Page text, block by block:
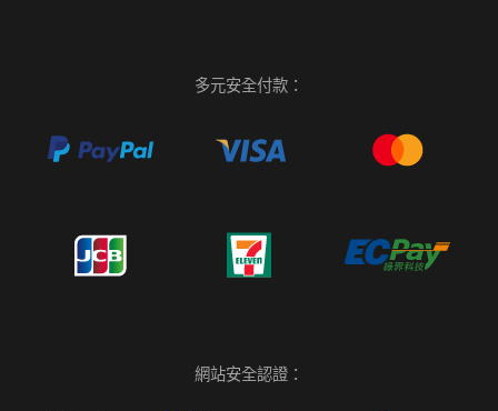
多元安全付款：
網站安全認證：